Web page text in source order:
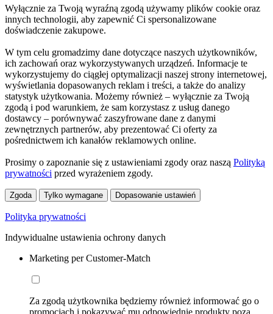
Wyłącznie za Twoją wyraźną zgodą używamy plików cookie oraz
innych technologii, aby zapewnić Ci spersonalizowane
doświadczenie zakupowe.
W tym celu gromadzimy dane dotyczące naszych użytkowników,
ich zachowań oraz wykorzystywanych urządzeń. Informacje te
wykorzystujemy do ciągłej optymalizacji naszej strony internetowej,
wyświetlania dopasowanych reklam i treści, a także do analizy
statystyk użytkowania. Możemy również – wyłącznie za Twoją
zgodą i pod warunkiem, że sam korzystasz z usług danego
dostawcy – porównywać zaszyfrowane dane z danymi
zewnętrznych partnerów, aby prezentować Ci oferty za
pośrednictwem ich kanałów reklamowych online.
Prosimy o zapoznanie się z ustawieniami zgody oraz naszą Polityką
prywatności przed wyrażeniem zgody.
Zgoda Tylko wymagane Dopasowanie ustawień
Polityka prywatności
Indywidualne ustawienia ochrony danych
Marketing per Customer-Match
Za zgodą użytkownika będziemy również informować go o
promocjach i pokazywać mu odpowiednie produkty poza